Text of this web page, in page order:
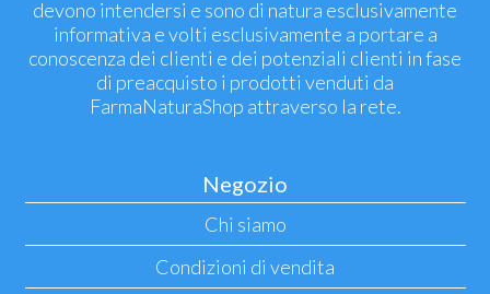
devono intendersi e sono di natura esclusivamente
informativa e volti esclusivamente a portare a
conoscenza dei clienti e dei potenziali clienti in fase
di preacquisto i prodotti venduti da
FarmaNaturaShop attraverso la rete.
Negozio
Chi siamo
Condizioni di vendita